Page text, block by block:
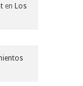
en Los